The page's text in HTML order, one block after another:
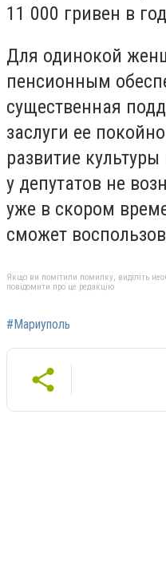
11 000 гривен в
Для одинокой
пенсионным
существенная
заслуги ее
развитие
у депутатов не
уже в скором
сможет
Якщо ви помітили помилку, виділіть
повідомити про це редакцію
#Мариуполь